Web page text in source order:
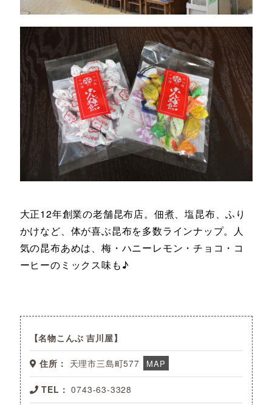
大正12年創業の老舗昆布店。佃煮、塩昆布、ふり
かけなど、体が喜ぶ昆布を多数ラインナップ。人
気の昆布あめは、梅・ハニーレモン・チョコ・コ
ーヒーのミックス味も♪
名物こんぶ 吉川屋
住所： 天理市三島町577 MAP
TEL： 0743-63-3328